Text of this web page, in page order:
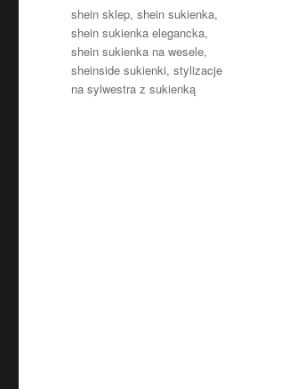
Tagi
shein sklep,shein sukienka,
shein sukienka elegancka,
shein sukienka na wesele,
sheinside sukienki,stylizacje
na sylwestra z sukienką